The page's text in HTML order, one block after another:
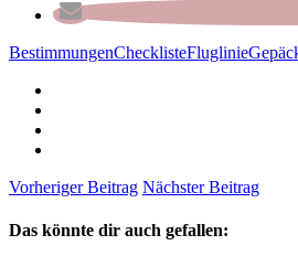
BestimmungenChecklisteFluglinie
Vorheriger Beitrag Nächster Beitrag
Das könnte dir auch gefallen: